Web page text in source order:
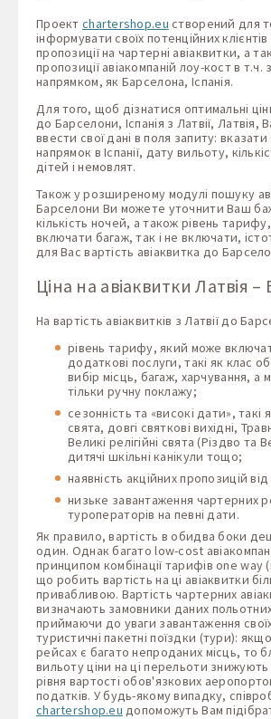
Проект chartershop.eu створений для
інформувати своїх потенційних
пропозиції на чартерні авіаквитки, а
пропозиції авіакомпаній лоу-кост в т.ч.
напрямком, як Барселона, Іспанія.
Для того, щоб дізнатися оптимальні
до Барселони, Іспанія з Латвії, Латвія,
ввести свої дані в поля запиту:
напрямок в Іспанії, дату вильоту,
дітей і немовлят.
Також у розширеному модулі пошуку
Барселони Ви можете уточнити Ваш
кількість ночей, а також рівень
включати багаж, так і не включати,
для Вас вартість авіаквитка до
Ціна на авіаквитки Латвія
На вартість авіаквитків з Латвії до
рівень тарифу, який може
додаткові послуги, такі як клас
вибір місць, багаж, харчування, а
тільки ручну поклажу;
сезонність та «високі дати», такі
свята, довгі святкові вихідні,
Великі релігійні свята (Різдво та
дитячі шкільні канікули тощо;
наявність акційних пропозицій
низьке завантаження чартерних
туроператорів на певні дати.
Як правило, вартість в обидва боки
один. Однак багато low-cost
принципом комбінації тарифів one way
що робить вартість на ці авіаквитки
привабливою. Вартість чартерних
визначають замовники даних
приймаючи до уваги завантаження
туристичні пакетні поїздки (тури):
рейсах є багато непроданих місць, то
вильоту ціни на ці перельоти
рівня вартості обов'язкових
податків. У будь-якому випадку,
chartershop.eu допоможуть Вам